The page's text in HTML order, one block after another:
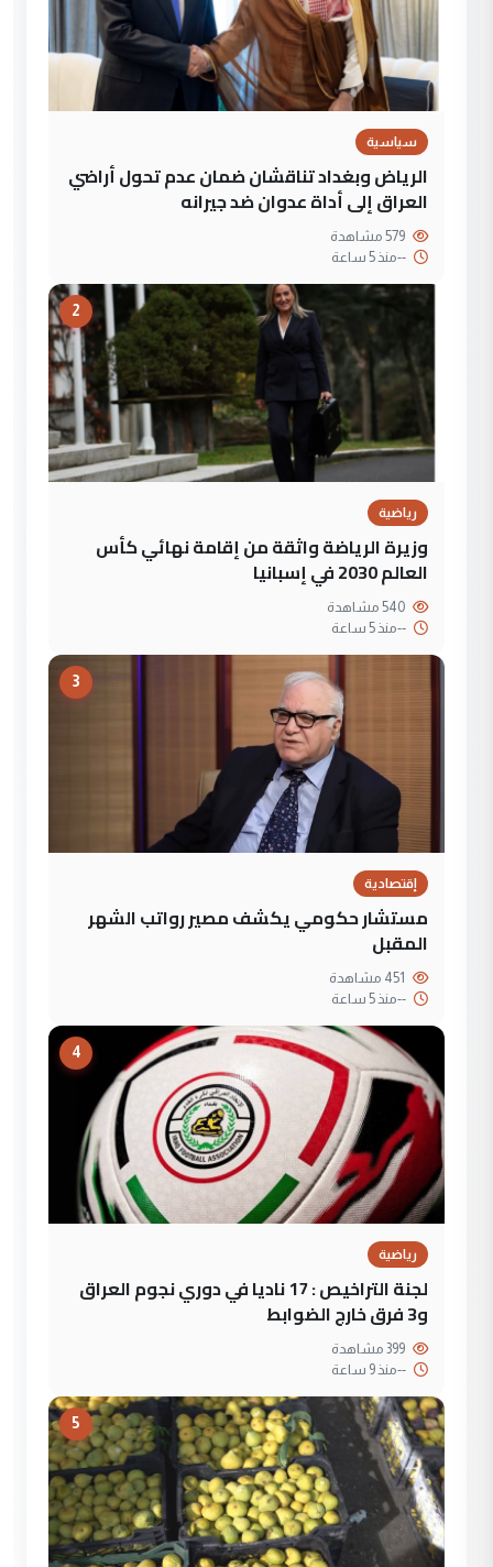
سياسية
الرياض وبغداد تناقشان ضمان عدم تحول أراضي
العراق إلى أداة عدوان ضد جيرانه
--منذ 5 ساعة
2
رياضية
وزيرة الرياضة واثقة من إقامة نهائي كأس
العالم 2030 في إسبانيا
--منذ 5 ساعة
3
إقتصادية
مستشار حكومي يكشف مصير رواتب الشهر
المقبل
--منذ 5 ساعة
4
رياضية
لجنة التراخيص : 17 ناديا في دوري نجوم العراق
و3 فرق خارج الضوابط
--منذ 9 ساعة
5